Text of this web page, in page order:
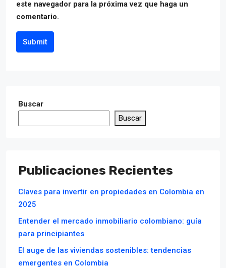
este navegador para la próxima vez que haga un
comentario.
Submit
Buscar
Buscar
Publicaciones Recientes
Claves para invertir en propiedades en Colombia en
2025
Entender el mercado inmobiliario colombiano: guía
para principiantes
El auge de las viviendas sostenibles: tendencias
emergentes en Colombia